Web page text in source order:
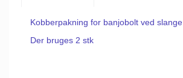
Kobberpakning for banjobolt ved slange
Der bruges 2 stk